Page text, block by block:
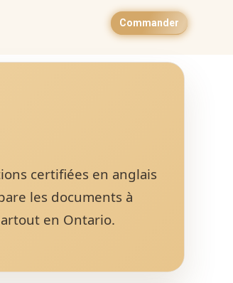
Commander
certifiées en anglais
les documents à
en Ontario.